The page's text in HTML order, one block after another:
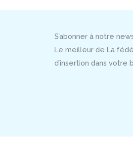
S’abonner à notre
Le meilleur de La
d’insertion dans votre